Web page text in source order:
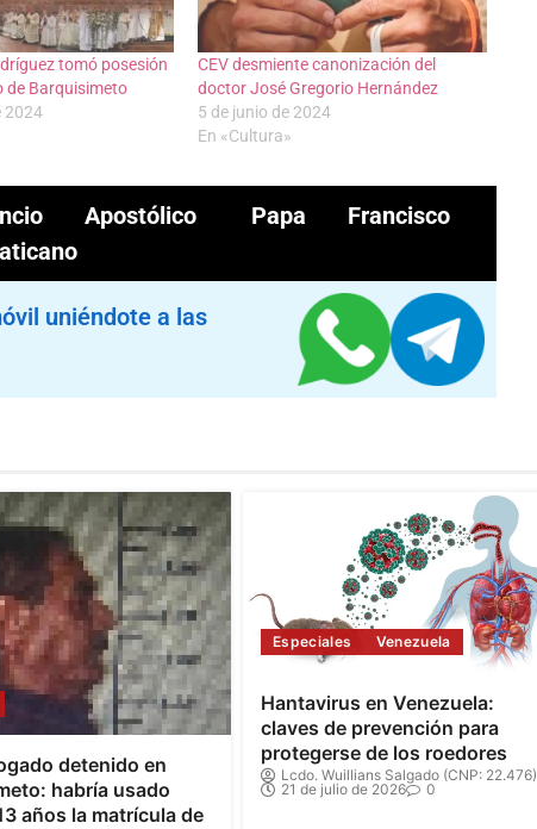
tomó posesión
de Barquisimeto
2024
CEV desmiente canonización del
doctor José Gregorio Hernández
5 de junio de 2024
En «Cultura»
Apostólico
Papa Francisco
uniéndote a las
detenido en
habría usado
años la matrícula de
Especiales Venezuela
Hantavirus en Venezuela:
claves de prevención para
protegerse de los roedores
Lcdo. Wuillians Salgado (CNP: 22.476)
21 de julio de 2026
0